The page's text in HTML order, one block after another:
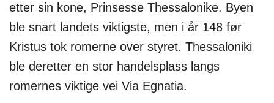
etter sin kone, Prinsesse Thessalonike. Byen
ble snart landets viktigste, men i år 148 før
Kristus tok romerne over styret. Thessaloniki
ble deretter en stor handelsplass langs
romernes viktige vei Via Egnatia.